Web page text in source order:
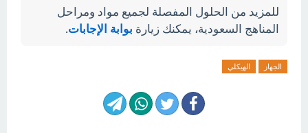
للمزيد من الحلول المفصلة لجميع مواد ومراحل
المناهج السعودية، يمكنك زيارة بوابة الإجابات.
الجهاز الهيكلي